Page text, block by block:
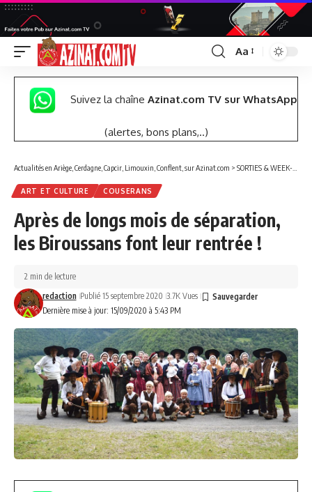
Font
Resizer
Aa
Suivez la chaîne Azinat.com TV sur WhatsApp
(alertes, bons plans,..)
Actualités en Ariège, Cerdagne, Capcir, Limouxin, Conflent, sur Azinat.com > SORTIES & WEEK-END
ART ET CULTURE COUSERANS
Après de longs mois de séparation,
les Biroussans font leur rentrée !
Dernière mise à jour: 15/09/2020 à 5:43 PM
redaction Publié 15 septembre 2020 3.7K Vues
2 min de lecture